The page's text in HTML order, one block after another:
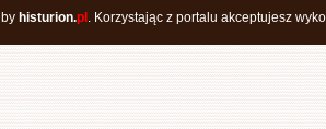
histurion.pl . Korzystając z portalu akceptujesz